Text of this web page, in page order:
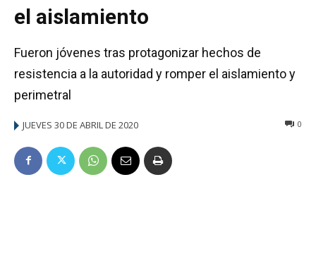
el aislamiento
Fueron jóvenes tras protagonizar hechos de
resistencia a la autoridad y romper el aislamiento y
perimetral
JUEVES 30 DE ABRIL DE 2020 0